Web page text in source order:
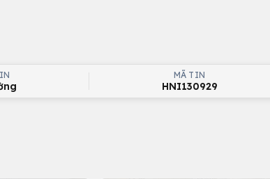
MÃ TIN
HNI130929